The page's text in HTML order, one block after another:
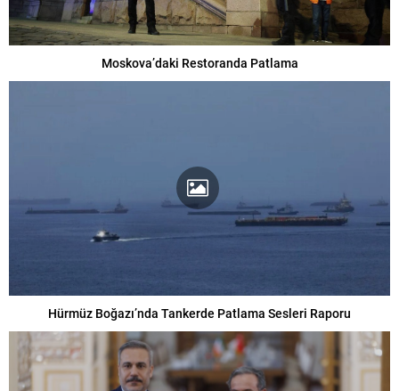
Moskova’daki Restoranda Patlama
Hürmüz Boğazı’nda Tankerde Patlama Sesleri Raporu